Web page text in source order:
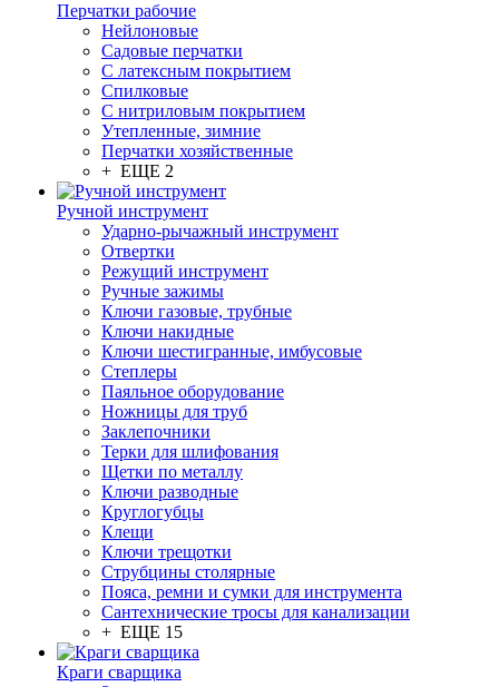
Перчатки рабочие
Нейлоновые
Садовые перчатки
С латексным покрытием
Cпилковые
С нитриловым покрытием
Утепленные, зимние
Перчатки хозяйственные
+ ЕЩЕ 2
Ручной инструмент
Ударно-рычажный инструмент
Отвертки
Режущий инструмент
Ручные зажимы
Ключи газовые, трубные
Ключи накидные
Ключи шестигранные, имбусовые
Степлеры
Паяльное оборудование
Ножницы для труб
Заклепочники
Терки для шлифования
Щетки по металлу
Ключи разводные
Круглогубцы
Клещи
Ключи трещотки
Струбцины столярные
Пояса, ремни и сумки для инструмента
Сантехнические тросы для канализации
+ ЕЩЕ 15
Краги сварщика